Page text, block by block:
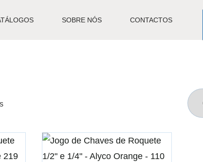
SOBRE NÓS CONTACTOS